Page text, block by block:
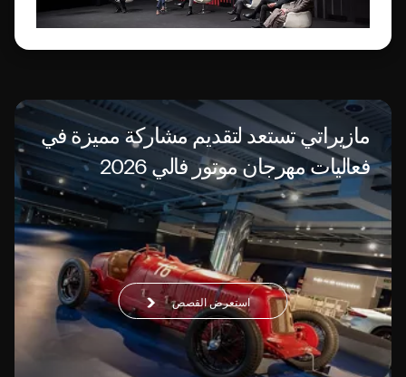
مازيراتي تستعد لتقديم مشاركة مميزة في
فعاليات مهرجان موتور فالي 2026
استعرض القصص